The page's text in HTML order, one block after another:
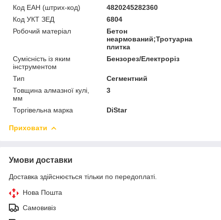
Код ЕАН (штрих-код)
4820245282360
Код УКТ ЗЕД
6804
Робочий матеріал
Бетон
неармований;Тротуарна
плитка
Сумісність із яким
інструментом
Бензорез/Електроріз
Тип
Сегментний
Товщина алмазної кулі,
мм
3
Торгівельна марка DiStar
Приховати
Умови доставки
Доставка здійснюється тільки по передоплаті.
Нова Пошта
Самовивіз